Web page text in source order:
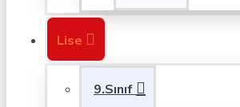
Lise
9.Sınıf